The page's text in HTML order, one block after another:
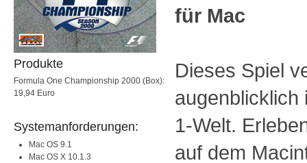
Produkte
Formula One Championship 2000 (Box):
19,94 Euro
Systemanforderungen:
Mac OS 9.1
Mac OS X 10.1.3
für Mac
Dieses Spiel
augenblicklich
1-Welt.
auf dem